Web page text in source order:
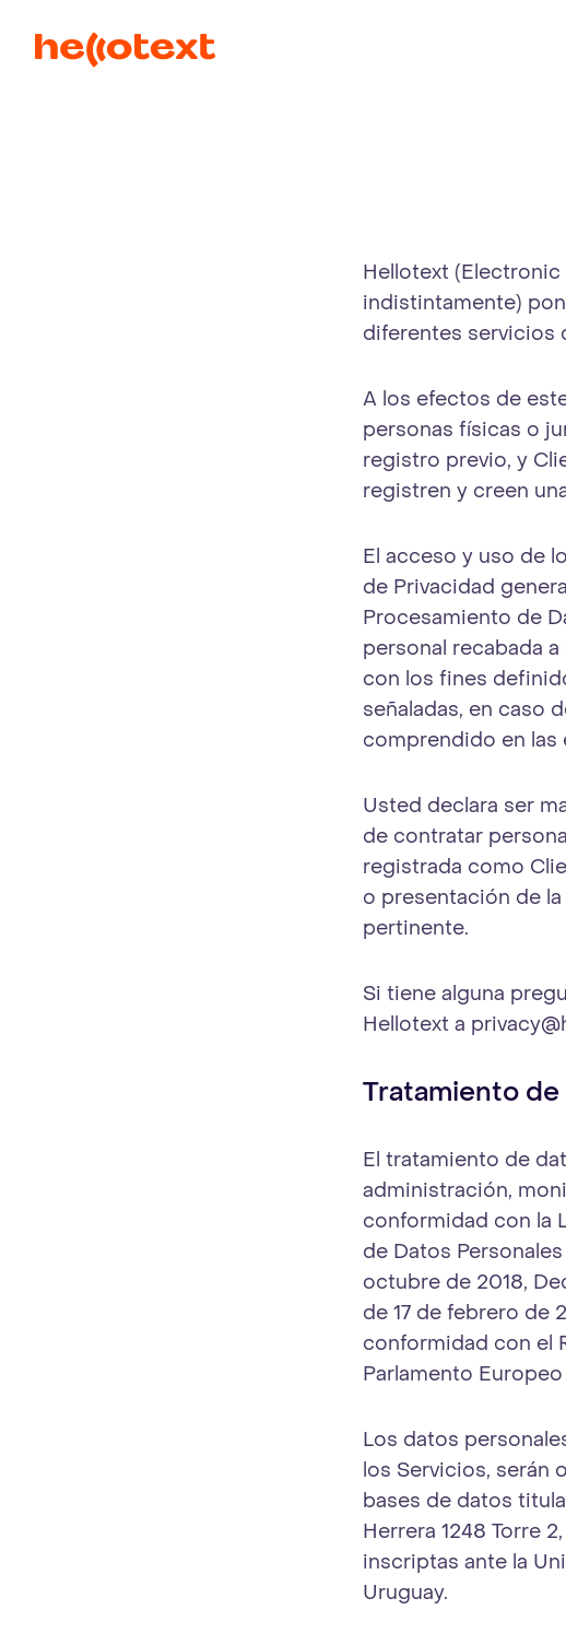
Hellotext (Electronic
indistintamente)
diferentes servicios
A los efectos de
personas físicas o
registro previo, y
registren y creen
El acceso y uso de
de Privacidad
Procesamiento de
personal recabada
con los fines
señaladas, en caso
comprendido en las
Usted declara ser
de contratar
registrada como
o presentación de
pertinente.
Si tiene alguna
Hellotext a
Tratamiento
El tratamiento de
administración,
conformidad con la
de Datos
octubre de 2018,
de 17 de febrero de
conformidad con el
Parlamento
Los datos
los Servicios, serán
bases de datos
Herrera 1248 Torre
inscriptas ante la
Uruguay.